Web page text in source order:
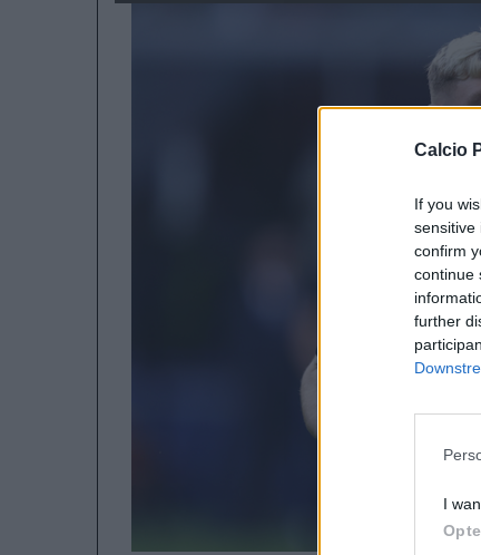
Calcio
If you
sensitive
confirm
continue
further
I